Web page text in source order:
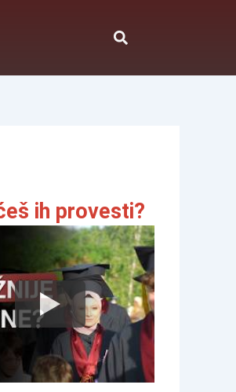
ih provesti?